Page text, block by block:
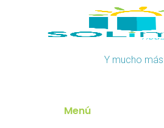
Y mucho más…
Menú